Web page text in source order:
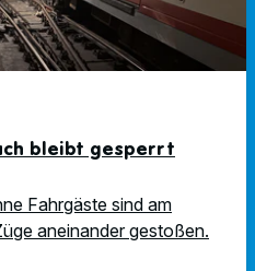
bleibt gesperrt
Fahrgäste sind am
aneinander gestoßen.